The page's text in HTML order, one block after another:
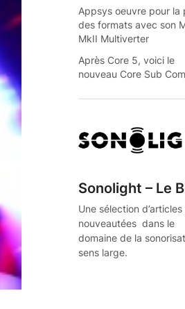
Appsys oeuvre pour la
des formats avec son
MkII Multiverter
Après Core 5, voici le
nouveau Core Sub
Sonolight – Le
Une sélection
nouveautées dans le
domaine de la
sens large.